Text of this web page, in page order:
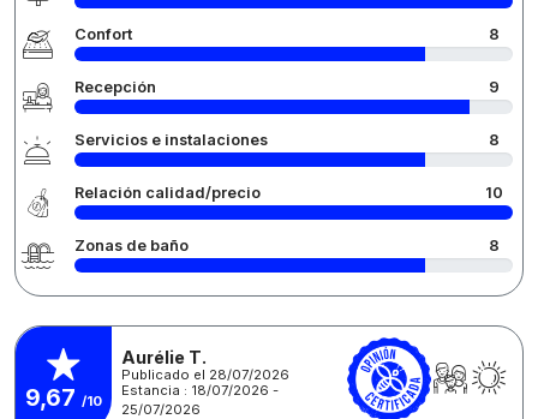
Confort 8
Recepción 9
Servicios e instalaciones 8
Relación calidad/precio 10
Zonas de baño 8
9,67 /10
Aurélie T.
Publicado el 28/07/2026
Estancia : 18/07/2026 -
25/07/2026